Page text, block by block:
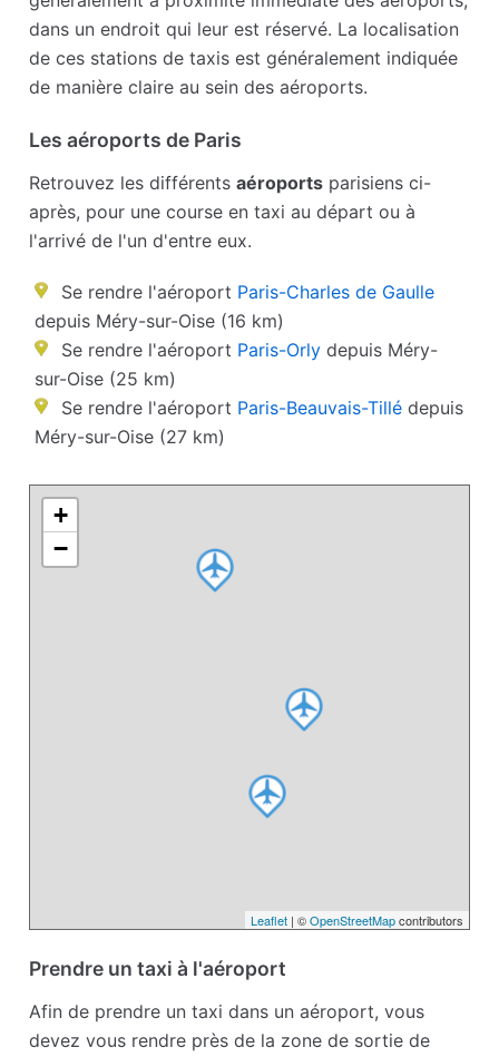
dans un endroit qui leur est réservé. La localisation
de ces stations de taxis est généralement indiquée
de manière claire au sein des aéroports.
Les aéroports de Paris
Retrouvez les différentsaéroports parisiens ci-
après, pour une course en taxi au départ ou à
l'arrivé de l'un d'entre eux.
Se rendre l'aéroport Paris-Charles de Gaulle
depuis Méry-sur-Oise (16 km)
Se rendre l'aéroport Paris-Orly depuis Méry-
sur-Oise (25 km)
Se rendre l'aéroport Paris-Beauvais-Tillé depuis
Méry-sur-Oise (27 km)
+
−
Leaflet| ©OpenStreetMapcontributors
Prendre un taxi à l'aéroport
Afin de prendre un taxi dans un aéroport, vous
devez vous rendre près de la zone de sortie de